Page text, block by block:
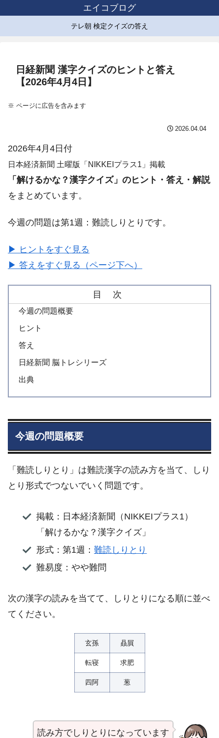
エイコブログ
テレ朝 検定クイズの答え
日経新聞 漢字クイズのヒントと答え
【2026年4月4日】
※ ページに広告を含みます
2026.04.04
2026年4月4日付
日本経済新聞 土曜版「NIKKEIプラス1」掲載
「解けるかな？漢字クイズ」のヒント・答え・解説
をまとめています。
今週の問題は第1週：難読しりとりです。
▶ ヒントをすぐ見る
▶ 答えをすぐ見る（ページ下へ）
目 次
今週の問題概要
ヒント
答え
日経新聞 脳トレシリーズ
出典
今週の問題概要
「難読しりとり」は難読漢字の読み方を当て、しり
とり形式でつないでいく問題です。
掲載：日本経済新聞（NIKKEIプラス1）
「解けるかな？漢字クイズ」
形式：第1週：難読しりとり
難易度：やや難問
次の漢字の読みを当てて、しりとりになる順に並べ
てください。
玄孫 贔屓
転寝 求肥
四阿 葱
読み方でしりとりになっています